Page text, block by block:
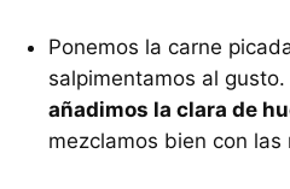
Ponemos la carne
salpimentamos al
añadimos la clara de
mezclamos bien con las